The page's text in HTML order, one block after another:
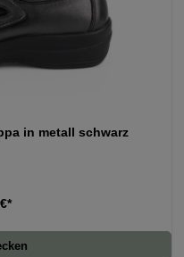
in metall schwarz